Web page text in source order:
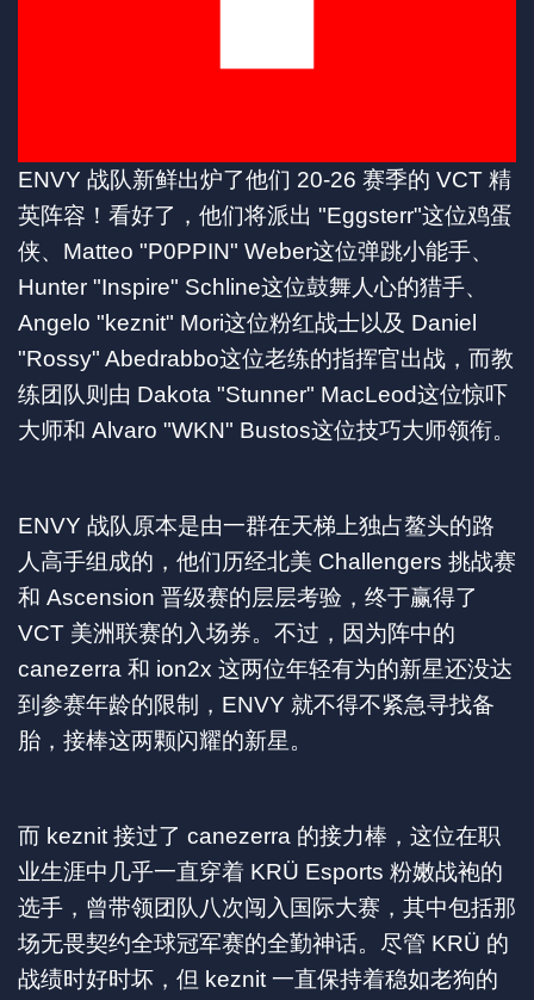
ENVY 战队新鲜出炉了他们 20-26 赛季的 VCT 精
英阵容！看好了，他们将派出 "Eggsterr"这位鸡蛋
侠、Matteo "P0PPIN" Weber这位弹跳小能手、
Hunter "Inspire" Schline这位鼓舞人心的猎手、
Angelo "keznit" Mori这位粉红战士以及 Daniel
"Rossy" Abedrabbo这位老练的指挥官出战，而教
练团队则由 Dakota "Stunner" MacLeod这位惊吓
大师和 Alvaro "WKN" Bustos这位技巧大师领衔。
ENVY 战队原本是由一群在天梯上独占鳌头的路
人高手组成的，他们历经北美 Challengers 挑战赛
和 Ascension 晋级赛的层层考验，终于赢得了
VCT 美洲联赛的入场券。不过，因为阵中的
canezerra 和 ion2x 这两位年轻有为的新星还没达
到参赛年龄的限制，ENVY 就不得不紧急寻找备
胎，接棒这两颗闪耀的新星。
而 keznit 接过了 canezerra 的接力棒，这位在职
业生涯中几乎一直穿着 KRÜ Esports 粉嫩战袍的
选手，曾带领团队八次闯入国际大赛，其中包括那
场无畏契约全球冠军赛的全勤神话。尽管 KRÜ 的
战绩时好时坏，但 keznit 一直保持着稳如老狗的